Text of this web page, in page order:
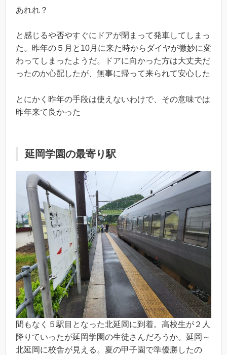
あれれ？
と感じるや否やすぐにドアが閉まって発車してしまっ
た。昨年の５月と10月に来た時からダイヤが微妙に変
わってしまったようだ。ドアに向かった方は大丈夫だ
ったのか心配したが、無事に帰って来られて安心した
とにかく昨年の手段は使えないわけで、その意味では
昨年来て良かった
延岡学園の最寄り駅
間もなく５駅目となった北延岡に到着。高校生が２人
降りていったが延岡学園の生徒さんだろうか。延岡～
北延岡に校舎が見える。夏の甲子園で準優勝したの